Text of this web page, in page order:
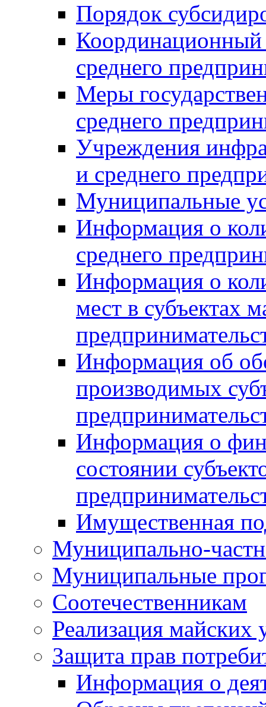
Порядок
Координационный
среднего
Меры
среднего
Учреждения
и среднего
Муниципальные
Информация о
среднего
Информация о
мест в субъектах
Информация об
производимых
Информация о
состоянии
Имущественная
Муниципально-
Муниципальные
Соотечественникам
Реализация майских
Защита прав
Информация о